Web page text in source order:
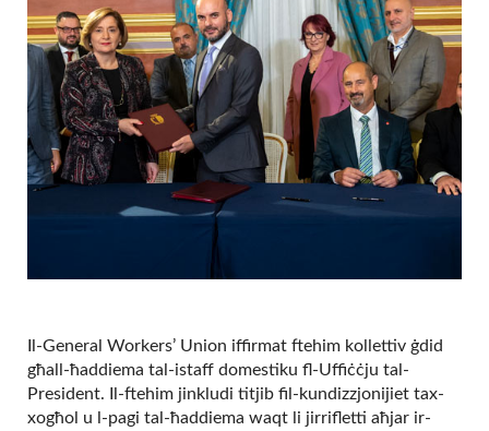
Il-General Workers’ Union iffirmat ftehim kollettiv ġdid
għall-ħaddiema tal-istaff domestiku fl-Uffiċċju tal-
President. Il-ftehim jinkludi titjib fil-kundizzjonijiet tax-
xogħol u l-pagi tal-ħaddiema waqt li jirrifletti aħjar ir-